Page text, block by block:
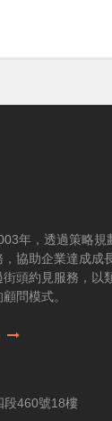
年，透過策略規
協助企業達成成
頭約見服務，以
問模式。
段460號18樓